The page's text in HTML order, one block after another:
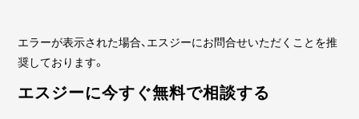
エラーが表示された場合、エスジーにお問合せいただくことを推
奨しております。
エスジーに今すぐ無料で相談する